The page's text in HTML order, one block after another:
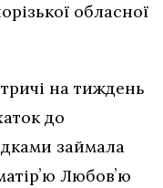
обласної
на тиждень
до
займала
Любовʼю